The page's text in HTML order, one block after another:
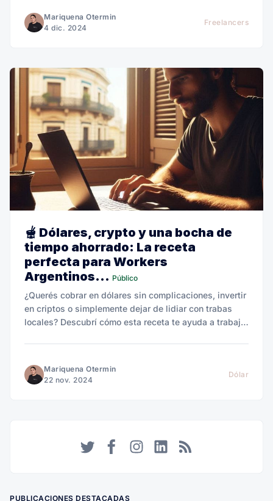
Mariquena Otermin
4 dic. 2024
Freelancers
🫕 Dólares, crypto y una bocha de
tiempo ahorrado: La receta
perfecta para Workers
Argentinos... Público
¿Querés cobrar en dólares sin complicaciones, invertir
en criptos o simplemente dejar de lidiar con trabas
locales? Descubrí cómo esta receta te ayuda a trabajar
Mariquena Otermin
22 nov. 2024
Dólar
PUBLICACIONES DESTACADAS